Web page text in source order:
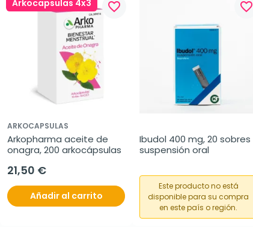
Arkocapsulas 4x3 favorite_border
ARKOCAPSULAS
Arkopharma aceite de
onagra, 200 arkocápsulas
21,50 €
Añadir al carrito
favorite_border
Ibudol 400 mg, 20 sobres
suspensión oral
Este producto no está
disponible para su compra
en este país o región.